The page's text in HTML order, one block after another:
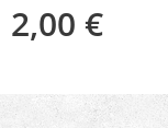
2,00 €